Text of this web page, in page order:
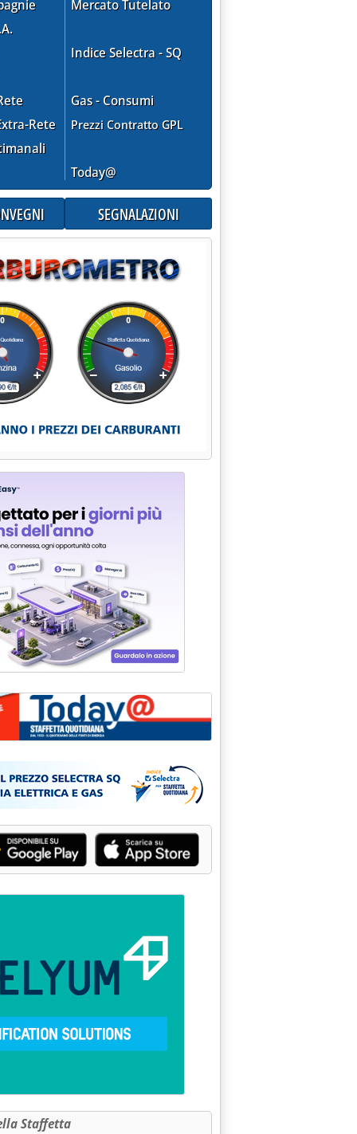
di carburanti in Veneto'
il libro bianco sulla concorrenza'
'Gli aspetti ambientali della rete di distribuzione dei
Rete
Mercato Tutelato
Indice Selectra - SQ
Gas - Consumi
Prezzi Contratto GPL
Today@
SEGNALAZIONI
Staffetta